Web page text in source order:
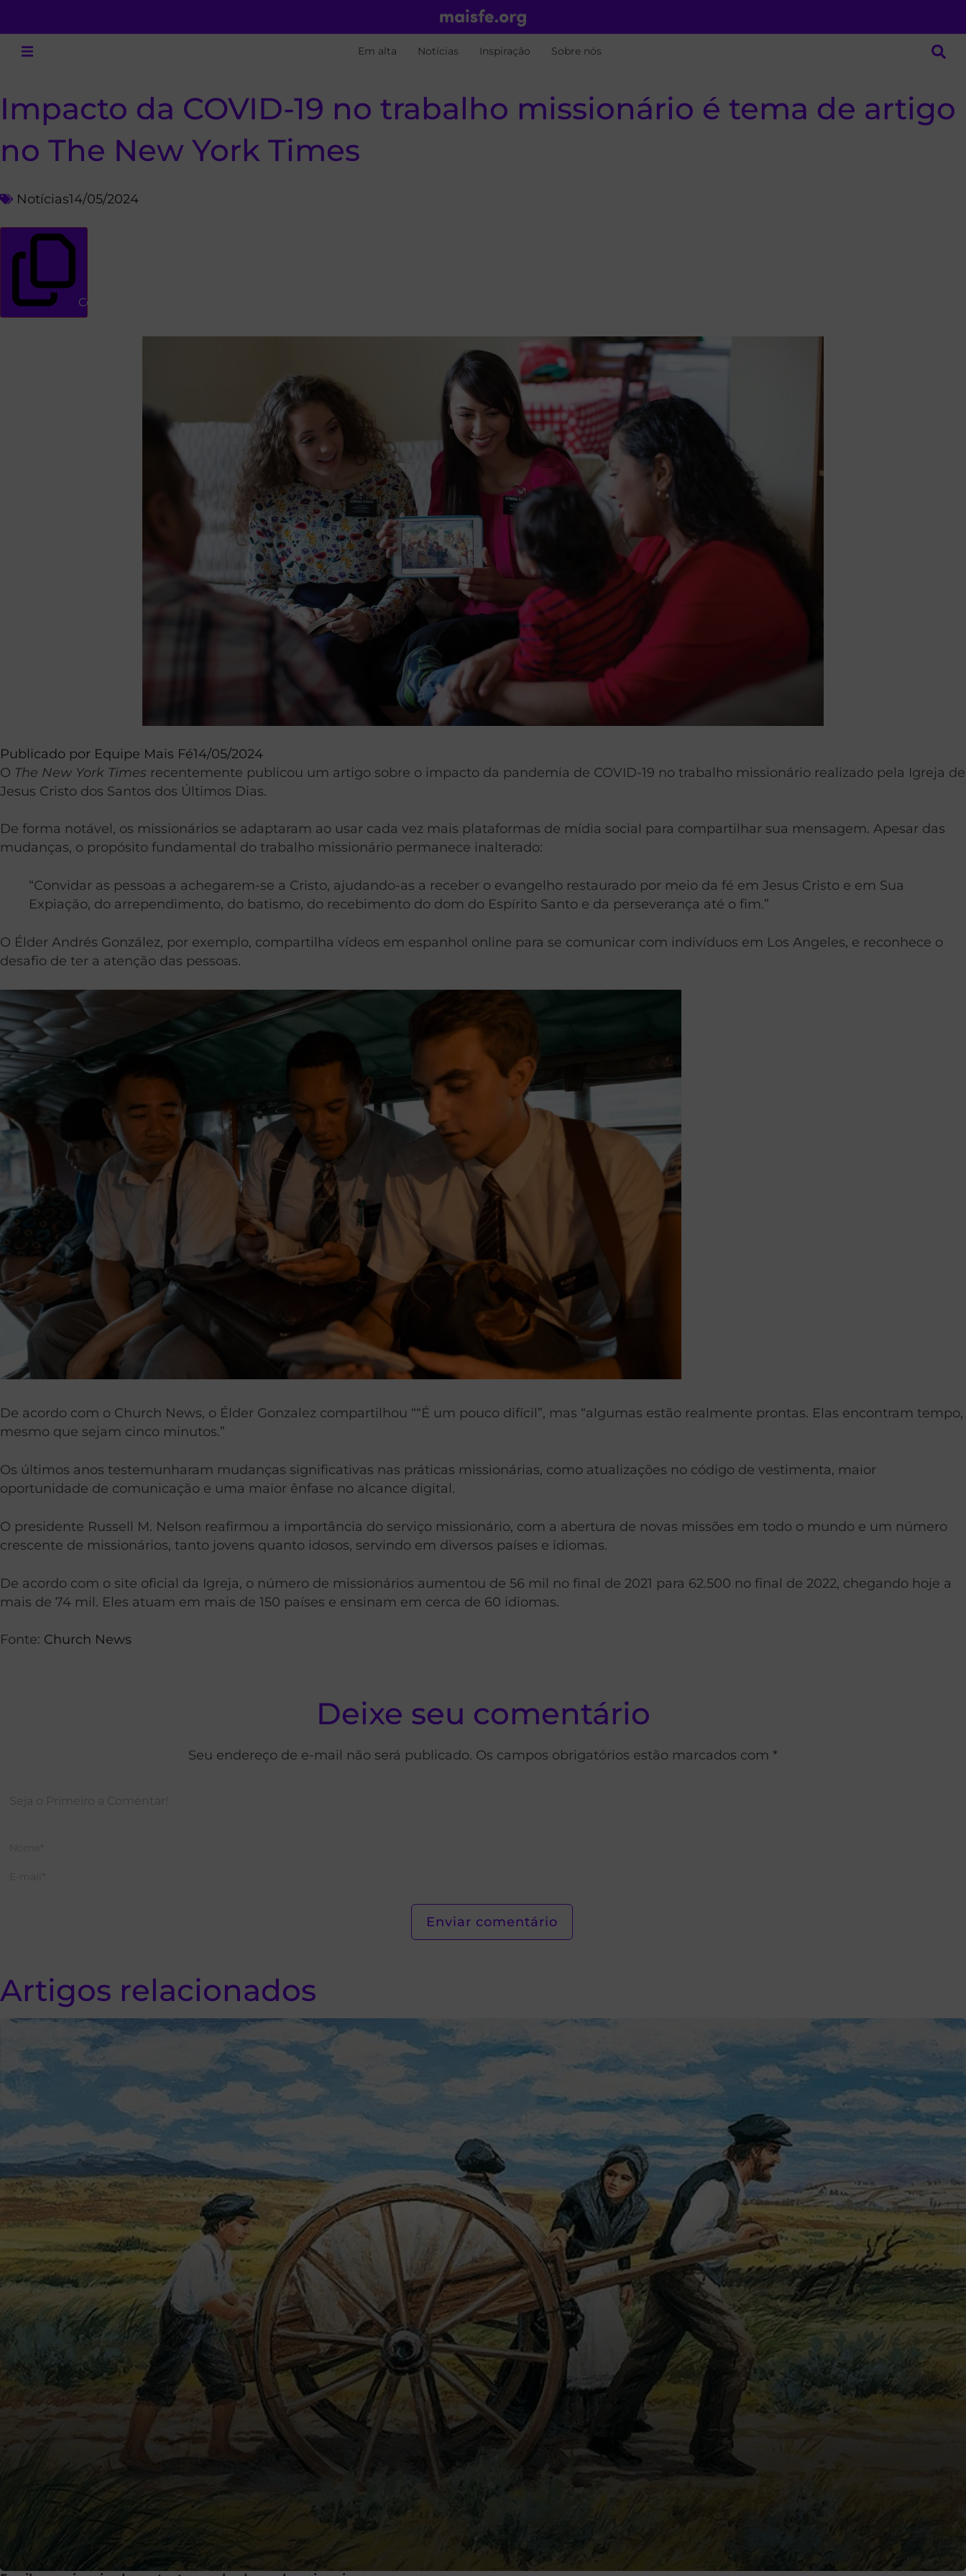
Em alta Notícias Inspiração Sobre nós
Impacto da COVID-19 no trabalho missionário é tema de artigo
no The New York Times
Notícias14/05/2024
Copiar link
Publicado por Equipe Mais Fé14/05/2024
O The New York Times recentemente publicou um artigo sobre o impacto da pandemia de COVID-19 no trabalho missionário realizado pela Igreja de
Jesus Cristo dos Santos dos Últimos Dias.
De forma notável, os missionários se adaptaram ao usar cada vez mais plataformas de mídia social para compartilhar sua mensagem. Apesar das
mudanças, o propósito fundamental do trabalho missionário permanece inalterado:
“Convidar as pessoas a achegarem-se a Cristo, ajudando-as a receber o evangelho restaurado por meio da fé em Jesus Cristo e em Sua
Expiação, do arrependimento, do batismo, do recebimento do dom do Espírito Santo e da perseverança até o fim.”
O Élder Andrés González, por exemplo, compartilha vídeos em espanhol online para se comunicar com indivíduos em Los Angeles, e reconhece o
desafio de ter a atenção das pessoas.
De acordo com o Church News, o Élder Gonzalez compartilhou ““É um pouco difícil”, mas “algumas estão realmente prontas. Elas encontram tempo,
mesmo que sejam cinco minutos.”
Os últimos anos testemunharam mudanças significativas nas práticas missionárias, como atualizações no código de vestimenta, maior
oportunidade de comunicação e uma maior ênfase no alcance digital.
O presidente Russell M. Nelson reafirmou a importância do serviço missionário, com a abertura de novas missões em todo o mundo e um número
crescente de missionários, tanto jovens quanto idosos, servindo em diversos países e idiomas.
De acordo com o site oficial da Igreja, o número de missionários aumentou de 56 mil no final de 2021 para 62.500 no final de 2022, chegando hoje a
mais de 74 mil. Eles atuam em mais de 150 países e ensinam em cerca de 60 idiomas.
Fonte: Church News
Deixe seu comentário
Seu endereço de e-mail não será publicado. Os campos obrigatórios estão marcados com *
Artigos relacionados